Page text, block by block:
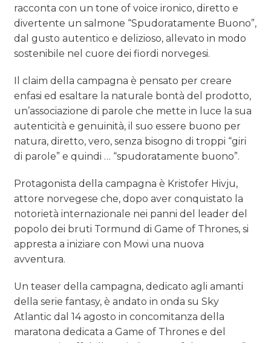
racconta con un tone of voice ironico, diretto e
divertente un salmone “Spudoratamente Buono”,
dal gusto autentico e delizioso, allevato in modo
sostenibile nel cuore dei fiordi norvegesi.
Il claim della campagna è pensato per creare
enfasi ed esaltare la naturale bontà del prodotto,
un’associazione di parole che mette in luce la sua
autenticità e genuinità, il suo essere buono per
natura, diretto, vero, senza bisogno di troppi “giri
di parole” e quindi … “spudoratamente buono”.
Protagonista della campagna è Kristofer Hivju,
attore norvegese che, dopo aver conquistato la
notorietà internazionale nei panni del leader del
popolo dei bruti Tormund di Game of Thrones, si
appresta a iniziare con Mowi una nuova
avventura.
Un teaser della campagna, dedicato agli amanti
della serie fantasy, è andato in onda su Sky
Atlantic dal 14 agosto in concomitanza della
maratona dedicata a Game of Thrones e del